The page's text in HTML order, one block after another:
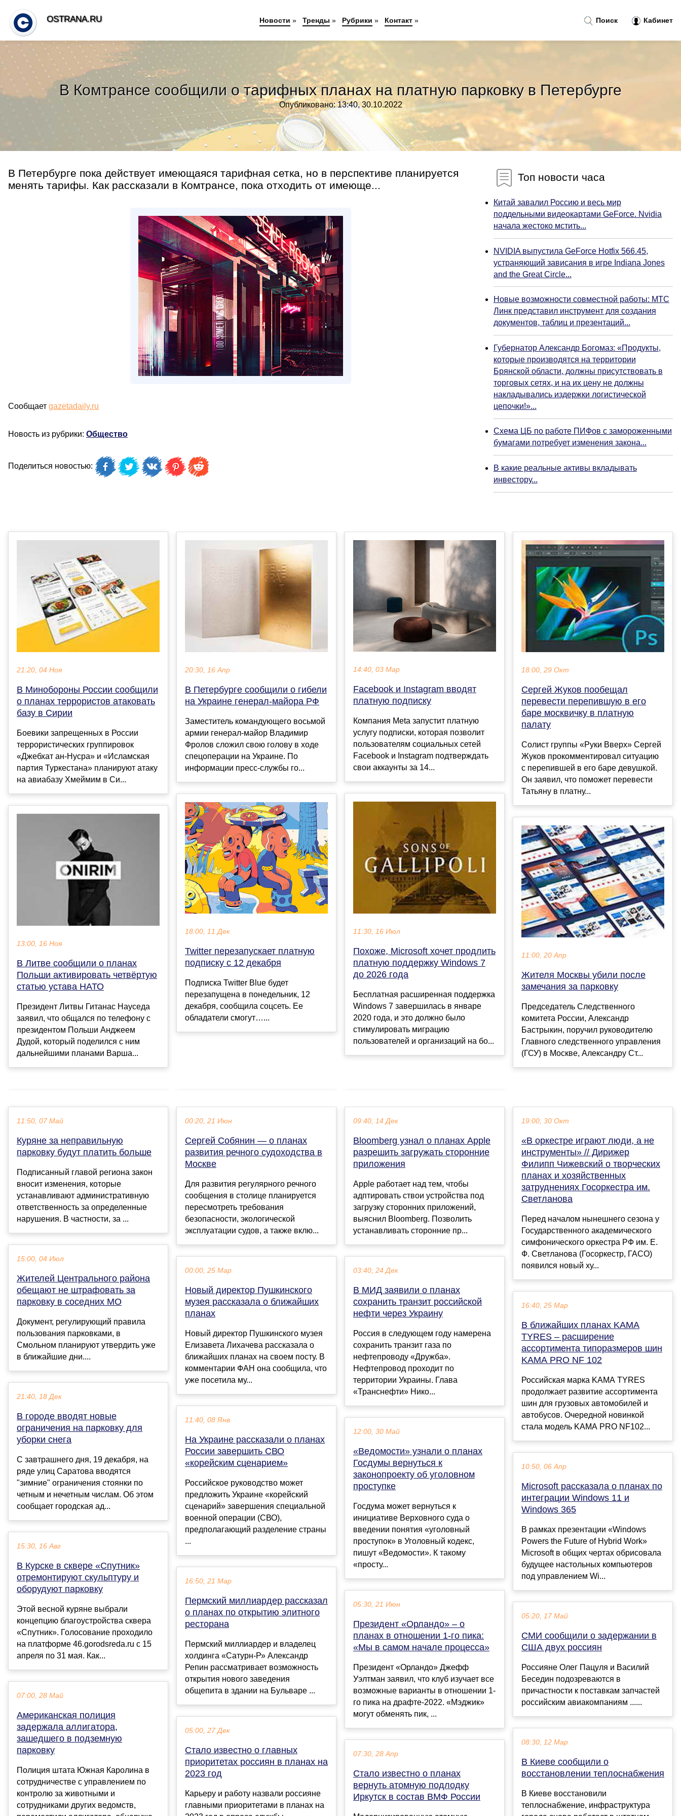
В Комтрансе сообщили о тарифных планах на платную парковку в Петербурге
Опубликовано: 13:40, 30.10.2022
В Петербурге пока действует имеющаяся тарифная сетка, но в перспективе планируется
менять тарифы. Как рассказали в Комтрансе, пока отходить от имеюще...
Сообщает gazetadaily.ru
Новость из рубрики: Общество
Поделиться новостью:
Топ новости часа
Китай завалил Россию и весь мир
поддельными видеокартами GeForce. Nvidia
начала жестоко мстить...
NVIDIA выпустила GeForce Hotfix 566.45,
устраняющий зависания в игре Indiana Jones
and the Great Circle...
Новые возможности совместной работы: МТС
Линк представил инструмент для создания
документов, таблиц и презентаций...
Губернатор Александр Богомаз: «Продукты,
которые производятся на территории
Брянской области, должны присутствовать в
торговых сетях, и на их цену не должны
накладывались издержки логистической
цепочки!»...
Схема ЦБ по работе ПИФов с замороженными
бумагами потребует изменения закона...
В какие реальные активы вкладывать
инвестору...
21:20, 04 Ноя
В Минобороны России сообщили
о планах террористов атаковать
базу в Сирии
Боевики запрещенных в России
террористических группировок
«Джебхат ан-Нусра» и «Исламская
партия Туркестана» планируют атаку
на авиабазу Хмеймим в Си...
13:00, 16 Ноя
В Литве сообщили о планах
Польши активировать четвёртую
статью устава НАТО
Президент Литвы Гитанас Науседа
заявил, что общался по телефону с
президентом Польши Анджеем
Дудой, который поделился с ним
дальнейшими планами Варша...
20:30, 16 Апр
В Петербурге сообщили о гибели
на Украине генерал-майора РФ
Заместитель командующего восьмой
армии генерал-майор Владимир
Фролов сложил свою голову в ходе
спецоперации на Украине. По
информации пресс-службы го...
18:00, 11 Дек
Twitter перезапускает платную
подписку с 12 декабря
Подписка Twitter Blue будет
перезапущена в понедельник, 12
декабря, сообщила соцсеть. Ее
обладатели смогут…...
14:40, 03 Мар
Facebook и Instagram вводят
платную подписку
Компания Meta запустит платную
услугу подписки, которая позволит
пользователям социальных сетей
Facebook и Instagram подтверждать
свои аккаунты за 14...
11:30, 16 Июл
Похоже, Microsoft хочет продлить
платную поддержку Windows 7
до 2026 года
Бесплатная расширенная поддержка
Windows 7 завершилась в январе
2020 года, и это должно было
стимулировать миграцию
пользователей и организаций на бо...
18:00, 29 Окт
Сергей Жуков пообещал
перевести перепившую в его
баре москвичку в платную
палату
Солист группы «Руки Вверх» Сергей
Жуков прокомментировал ситуацию
с перепившей в его баре девушкой.
Он заявил, что поможет перевести
Татьяну в платну...
11:00, 20 Апр
Жителя Москвы убили после
замечания за парковку
Председатель Следственного
комитета России, Александр
Бастрыкин, поручил руководителю
Главного следственного управления
(ГСУ) в Москве, Александру Ст...
11:50, 07 Май
Куряне за неправильную
парковку будут платить больше
Подписанный главой региона закон
вносит изменения, которые
устанавливают административную
ответственность за определенные
нарушения. В частности, за ...
15:00, 04 Июл
Жителей Центрального района
обещают не штрафовать за
парковку в соседних МО
Документ, регулирующий правила
пользования парковками, в
Смольном планируют утвердить уже
в ближайшие дни....
21:40, 18 Дек
В городе вводят новые
ограничения на парковку для
уборки снега
С завтрашнего дня, 19 декабря, на
ряде улиц Саратова вводятся
"зимние" ограничения стоянки по
четным и нечетным числам. Об этом
сообщает городская ад...
15:30, 16 Авг
В Курске в сквере «Спутник»
отремонтируют скульптуру и
оборудуют парковку
Этой весной куряне выбрали
концепцию благоустройства сквера
«Спутник». Голосование проходило
на платформе 46.gorodsreda.ru с 15
апреля по 31 мая. Как...
07:00, 28 Май
Американская полиция
задержала аллигатора,
зашедшего в подземную
парковку
Полиция штата Южная Каролина в
сотрудничестве с управлением по
контролю за животными и
сотрудниками других ведомств,
00:20, 21 Июн
Сергей Собянин — о планах
развития речного судоходства в
Москве
Для развития регулярного речного
сообщения в столице планируется
пересмотреть требования
безопасности, экологической
эксплуатации судов, а также вклю...
00:00, 25 Мар
Новый директор Пушкинского
музея рассказала о ближайших
планах
Новый директор Пушкинского музея
Елизавета Лихачева рассказала о
ближайших планах на своем посту. В
комментарии ФАН она сообщила, что
уже посетила му...
11:40, 08 Янв
На Украине рассказали о планах
России завершить СВО
«корейским сценарием»
Российское руководство может
предложить Украине «корейский
сценарий» завершения специальной
военной операции (СВО),
предполагающий разделение страны
...
16:50, 21 Мар
Пермский миллиардер рассказал
о планах по открытию элитного
ресторана
Пермский миллиардер и владелец
холдинга «Сатурн-Р» Александр
Репин рассматривает возможность
открытия нового заведения
общепита в здании на Бульваре ...
05:00, 27 Дек
Стало известно о главных
приоритетах россиян в планах на
2023 год
Карьеру и работу назвали россияне
главными приоритетами в планах на
09:40, 14 Дек
Bloomberg узнал о планах Apple
разрешить загружать сторонние
приложения
Apple работает над тем, чтобы
адптировать ствои устройства под
загрузку сторонних приложений,
выяснил Bloomberg. Позволить
устанавливать сторонние пр...
03:40, 24 Дек
В МИД заявили о планах
сохранить транзит российской
нефти через Украину
Россия в следующем году намерена
сохранить транзит газа по
нефтепроводу «Дружба».
Нефтепровод проходит по
территории Украины. Глава
«Транснефти» Нико...
12:00, 30 Май
«Ведомости» узнали о планах
Госдумы вернуться к
законопроекту об уголовном
проступке
Госдума может вернуться к
инициативе Верховного суда о
введении понятия «уголовный
проступок» в Уголовный кодекс,
пишут «Ведомости». К такому
«просту...
05:30, 21 Июн
Президент «Орландо» – о
планах в отношении 1-го пика:
«Мы в самом начале процесса»
Президент «Орландо» Джефф
Уэлтман заявил, что клуб изучает все
возможные варианты в отношении 1-
го пика на драфте-2022. «Мэджик»
могут обменять пик, ...
07:30, 28 Апр
Стало известно о планах
вернуть атомную подлодку
Иркутск в состав ВМФ России
19:00, 30 Окт
«В оркестре играют люди, а не
инструменты» // Дирижер
Филипп Чижевский о творческих
планах и хозяйственных
затруднениях Госоркестра им.
Светланова
Перед началом нынешнего сезона у
Государственного академического
симфонического оркестра РФ им. Е.
Ф. Светланова (Госоркестр, ГАСО)
появился новый ху...
16:40, 25 Мар
В ближайших планах KAMA
TYRES – расширение
ассортимента типоразмеров шин
KAMA PRO NF 102
Российская марка KAMA TYRES
продолжает развитие ассортимента
шин для грузовых автомобилей и
автобусов. Очередной новинкой
стала модель KAMA PRO NF102...
10:50, 06 Апр
Microsoft рассказала о планах по
интеграции Windows 11 и
Windows 365
В рамках презентации «Windows
Powers the Future of Hybrid Work»
Microsoft в общих чертах обрисовала
будущее настольных компьютеров
под управлением Wi...
05:20, 17 Май
СМИ сообщили о задержании в
США двух россиян
Россияне Олег Пацуля и Василий
Беседин подозреваются в
причастности к поставкам запчастей
российским авиакомпаниям ......
08:30, 12 Мар
В Киеве сообщили о
восстановлении теплоснабжения
В Киеве восстановили
теплоснабжение, инфраструктура
Поиск Кабинет
OSTRANA.RU Новости » Тренды » Рубрики » Контакт»